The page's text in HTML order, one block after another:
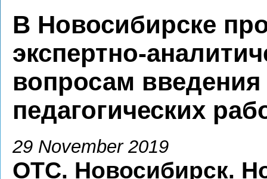
В Новосибирске
экспертно-
вопросам
педагогических
29 November 2019
ОТС. Новосибирск.